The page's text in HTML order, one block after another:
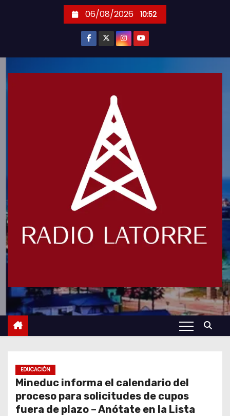
06/08/2026 10:52
EDUCACIÓN
Mineduc informa el calendario del
proceso para solicitudes de cupos
fuera de plazo – Anótate en la Lista